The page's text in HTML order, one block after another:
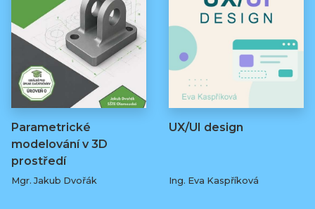
Parametrické
modelování v 3D
prostředí
Mgr. Jakub Dvořák
UX/UI design
Ing. Eva Kaspříková